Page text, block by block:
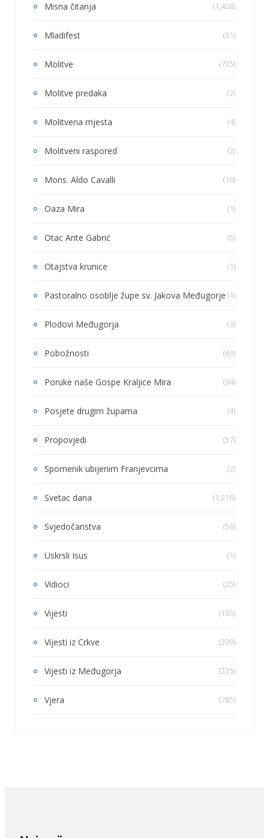
Misna čitanja (1,428)
Mladifest (31)
Molitve (735)
Molitve predaka (3)
Molitvena mjesta (4)
Molitveni raspored (2)
Mons. Aldo Cavalli (10)
Oaza Mira (1)
Otac Ante Gabrić (5)
Otajstva krunice (1)
Pastoralno osoblje župe sv. Jakova Međugorje (1)
Plodovi Međugorja (3)
Pobožnosti (69)
Poruke naše Gospe Kraljice Mira (64)
Posjete drugim župama (4)
Propovjedi (57)
Spomenik ubijenim Franjevcima (2)
Svetac dana (1,216)
Svjedočanstva (56)
Uskrsli Isus (1)
Vidioci (25)
Vijesti (181)
Vijesti iz Crkve (299)
Vijesti iz Međugorja (335)
Vjera (785)